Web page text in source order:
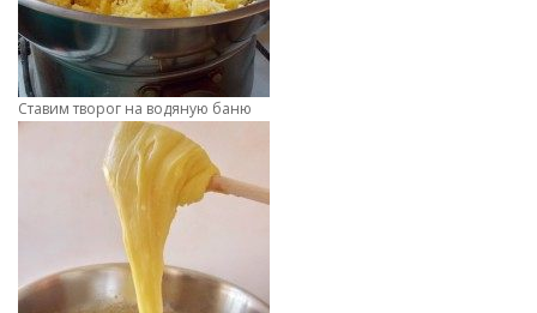
Ставим творог на водяную баню